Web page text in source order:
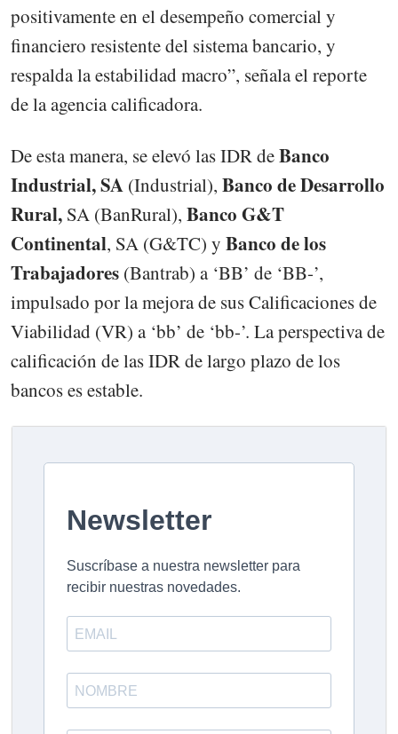
positivamente en el desempeño comercial y
financiero resistente del sistema bancario, y
respalda la estabilidad macro”, señala el reporte
de la agencia calificadora.
De esta manera, se elevó las IDR deBanco
Industrial, SA (Industrial), Banco de Desarrollo
Rural, SA (BanRural), Banco G&T
Continental, SA (G&TC) y Banco de los
Trabajadores (Bantrab) a ‘BB’ de ‘BB-’,
impulsado por la mejora de sus Calificaciones de
Viabilidad (VR) a ‘bb’ de ‘bb-’. La perspectiva de
calificación de las IDR de largo plazo de los
bancos es estable.